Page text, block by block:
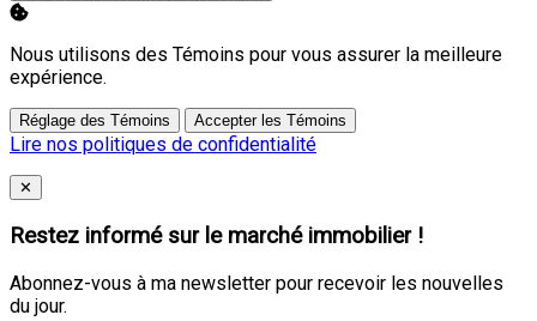
Nous utilisons des Témoins pour vous assurer la meilleure
expérience.
Réglage des Témoins Accepter les Témoins
Lire nos politiques de confidentialité
Close
✕
Restez informé sur le marché immobilier !
Abonnez-vous à ma newsletter pour recevoir les nouvelles
du jour.